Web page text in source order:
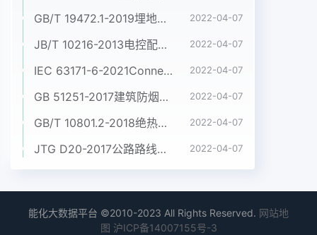
GB/T 19472.1-2019埋地用聚乙烯(PE)结构壁管道系统 第1部分:聚乙烯双壁波纹管材 2022-04-07
JB/T 10216-2013电控配电用电缆桥架 2022-04-07
IEC 63171-6-2021Connectors for electrical and electronic equipment - Part 6: Detail specification for 2-way and 4-way (data/power), shielded, free and fixed connectors for power and data transmission with frequencies up to 600 MHz 2022-04-07
GB 51251-2017建筑防烟排烟系统技术标准 2022-04-07
GB/T 10801.2-2018绝热用挤塑聚苯乙烯泡沫塑料(XPS) 2022-04-07
JTG D20-2017公路路线设计规范 2022-04-07
能化大数据平台 ©2010-2023 All Rights Reserved. 网站地
图 沪ICP备14007155号-3